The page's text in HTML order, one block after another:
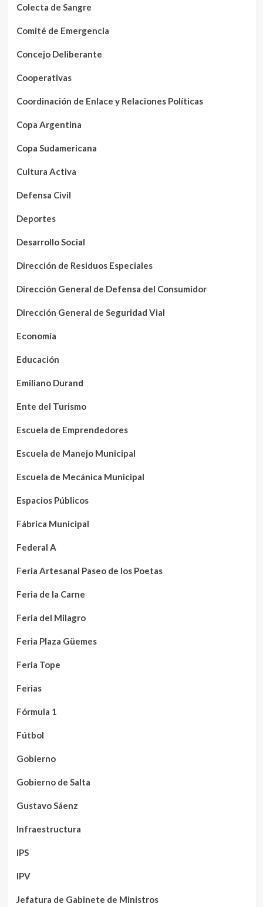
Colecta de Sangre
Comité de Emergencia
Concejo Deliberante
Cooperativas
Coordinación de Enlace y Relaciones Políticas
Copa Argentina
Copa Sudamericana
Cultura Activa
Defensa Civil
Deportes
Desarrollo Social
Dirección de Residuos Especiales
Dirección General de Defensa del Consumidor
Dirección General de Seguridad Vial
Economía
Educación
Emiliano Durand
Ente del Turismo
Escuela de Emprendedores
Escuela de Manejo Municipal
Escuela de Mecánica Municipal
Espacios Públicos
Fábrica Municipal
Federal A
Feria Artesanal Paseo de los Poetas
Feria de la Carne
Feria del Milagro
Feria Plaza Güemes
Feria Tope
Ferias
Fórmula 1
Fútbol
Gobierno
Gobierno de Salta
Gustavo Sáenz
Infraestructura
IPS
IPV
Jefatura de Gabinete de Ministros